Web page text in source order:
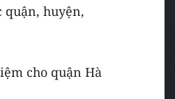
quận, huyện,
cho quận Hà